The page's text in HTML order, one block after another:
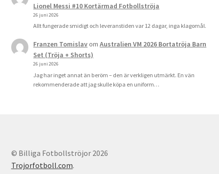
Lionel Messi #10 Kortärmad Fotbollströja
26 juni 2026
Allt fungerade smidigt och leveranstiden var 12 dagar, inga klagomål.
Franzen TomislavomAustralien VM 2026 Bortatröja Barn
Set (Tröja + Shorts)
26 juni 2026
Jag har inget annat än beröm – den är verkligen utmärkt. En vän
rekommenderade att jag skulle köpa en uniform…
© Billiga Fotbollströjor 2026
Trojorfotboll.com.